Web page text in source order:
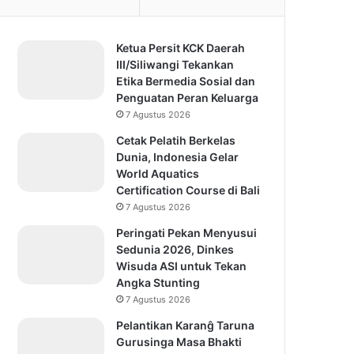
Ketua Persit KCK Daerah
III/Siliwangi Tekankan
Etika Bermedia Sosial dan
Penguatan Peran Keluarga
7 Agustus 2026
Cetak Pelatih Berkelas
Dunia, Indonesia Gelar
World Aquatics
Certification Course di Bali
7 Agustus 2026
Peringati Pekan Menyusui
Sedunia 2026, Dinkes
Wisuda ASI untuk Tekan
Angka Stunting
7 Agustus 2026
Pelantikan Karanĝ Taruna
Gurusinga Masa Bhakti